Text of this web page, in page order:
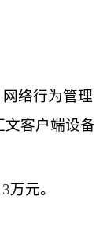
络行为管理
文客户端设备
万元。